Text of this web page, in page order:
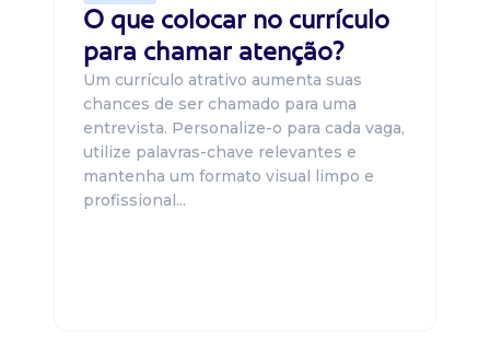
O que colocar no currículo
para chamar atenção?
Um currículo atrativo aumenta suas
chances de ser chamado para uma
entrevista. Personalize-o para cada vaga,
utilize palavras-chave relevantes e
mantenha um formato visual limpo e
profissional...